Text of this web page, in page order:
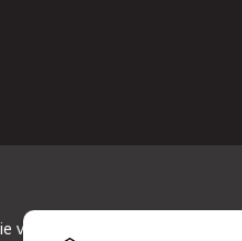
vždy medzi prvými